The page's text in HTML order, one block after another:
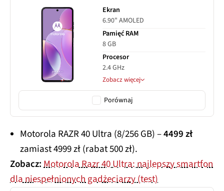
Ekran
6.90" AMOLED
Pamięć RAM
8 GB
Procesor
2.4 GHz
Zobacz więcej
Porównaj
Motorola RAZR 40 Ultra (8/256 GB) –4499 zł
zamiast 4999 zł (rabat 500 zł).
Zobacz:Motorola Razr 40 Ultra: najlepszy smartfon
dla niespełnionych gadżeciarzy (test)